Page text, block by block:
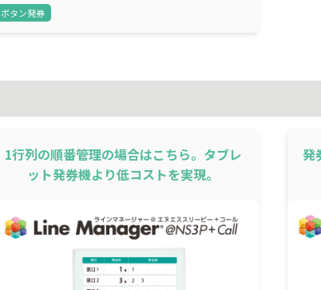
ボタン発券
1行列の順番管理の場合はこちら。タブレ
ット発券機より低コストを実現。
発